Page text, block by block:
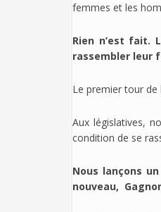
femmes et les
Rien n’est fait.
rassembler leur
Le premier tour de
Aux législatives,
condition de se
Nous lançons
nouveau,